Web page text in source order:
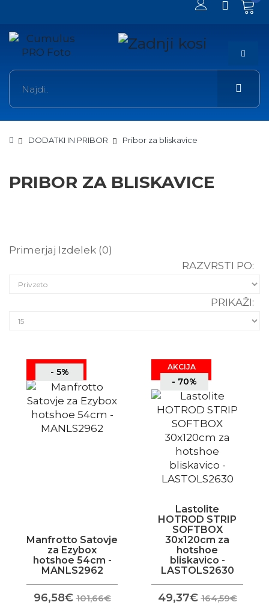
DODATKI IN PRIBOR Pribor za bliskavice
PRIBOR ZA BLISKAVICE
Primerjaj Izdelek (0)
RAZVRSTI PO:
PRIKAŽI:
- 5%
Manfrotto Satovje
za Ezybox
hotshoe 54cm -
MANLS2962
96,58€ 101,66€
AKCIJA
- 70%
Lastolite
HOTROD STRIP
SOFTBOX
30x120cm za
hotshoe
bliskavico -
LASTOLS2630
49,37€ 164,59€